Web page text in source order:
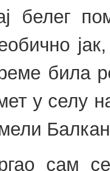
белег
била
у селу
сам